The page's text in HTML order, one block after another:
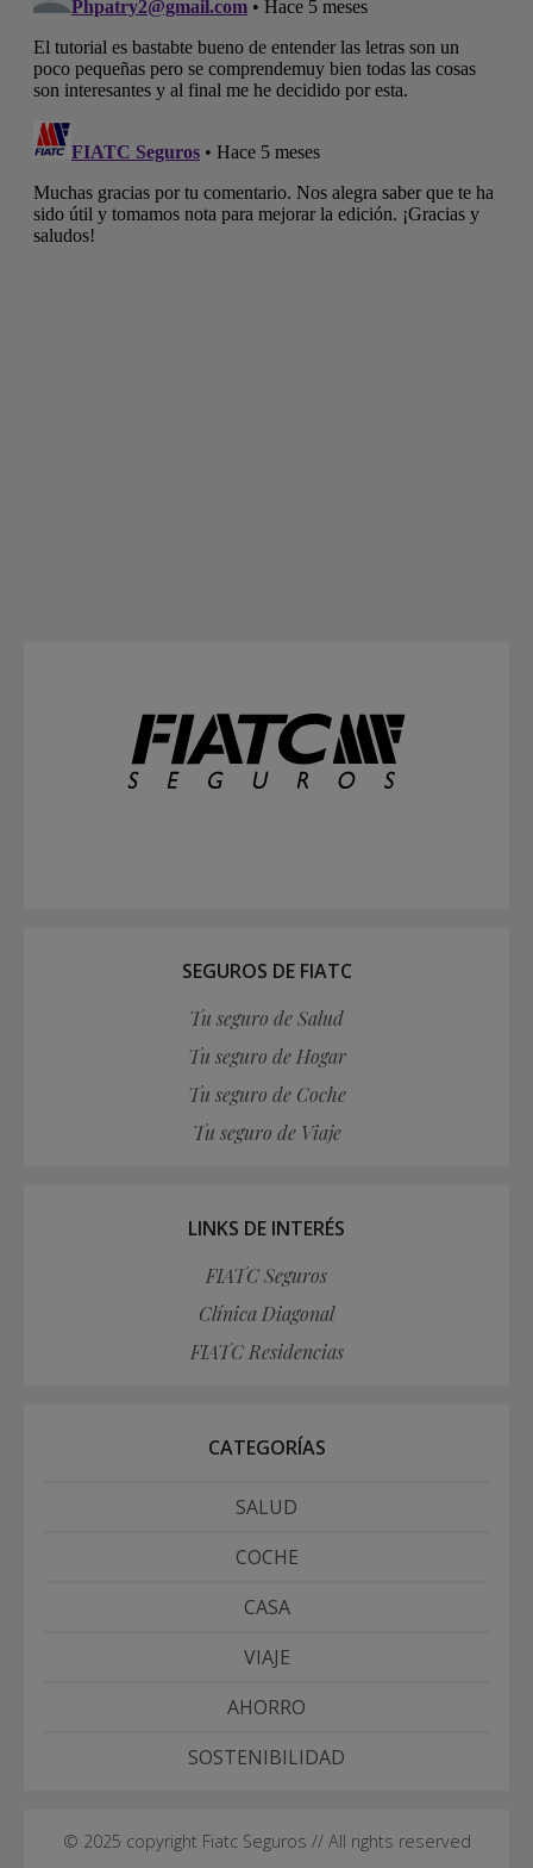
SEGUROS DE FIATC
Tu seguro de Salud
Tu seguro de Hogar
Tu seguro de Coche
Tu seguro de Viaje
LINKS DE INTERÉS
FIATC Seguros
Clínica Diagonal
FIATC Residencias
CATEGORÍAS
SALUD
COCHE
CASA
VIAJE
AHORRO
SOSTENIBILIDAD
© 2025 copyright Fiatc Seguros // All rights reserved